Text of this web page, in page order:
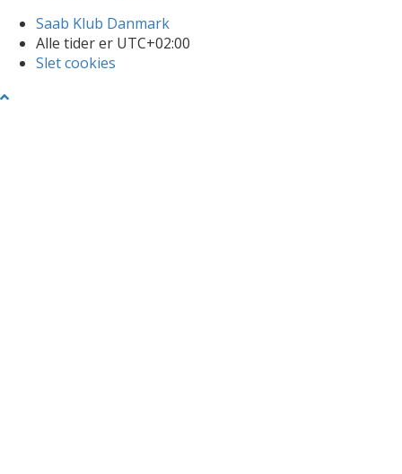
Saab Klub Danmark
Alle tider er UTC+02:00
Slet cookies